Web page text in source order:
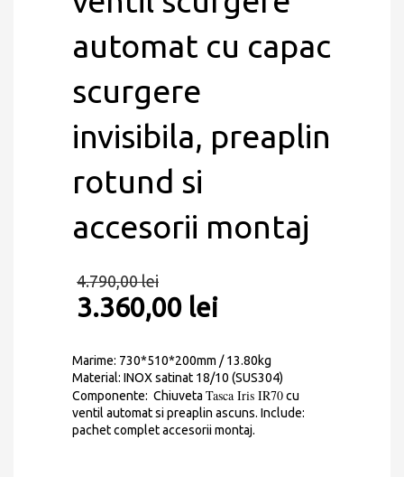
automat cu capac
scurgere
invisibila, preaplin
rotund si
accesorii montaj
4.790,00lei
3.360,00 lei
Marime: 730*510*200mm / 13.80kg
Material: INOX satinat 18/10 (SUS304)
Componente: Chiuveta Tasca Iris IR70cu
ventil automat si preaplin ascuns. Include:
pachet complet accesorii montaj.